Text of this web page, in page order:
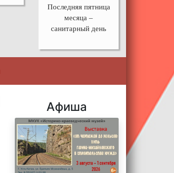
Последняя пятница
месяца –
санитарный день
Афиша